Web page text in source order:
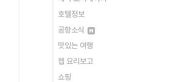
호텔정보
공항소식
맛있는 여행
젭 요리보고
쇼핑